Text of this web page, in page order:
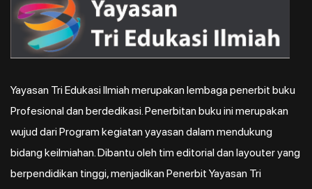
Yayasan Tri Edukasi Ilmiah merupakan lembaga penerbit buku
Profesional dan berdedikasi. Penerbitan buku ini merupakan
wujud dari Program kegiatan yayasan dalam mendukung
bidang keilmiahan. Dibantu oleh tim editorial dan layouter yang
berpendidikan tinggi, menjadikan Penerbit Yayasan Tri